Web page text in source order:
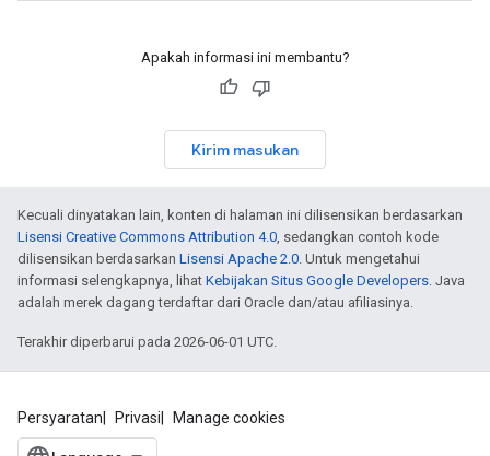
Apakah informasi ini membantu?
Kirim masukan
Kecuali dinyatakan lain, konten di halaman ini dilisensikan berdasarkan
Lisensi Creative Commons Attribution 4.0, sedangkan contoh kode
dilisensikan berdasarkan Lisensi Apache 2.0. Untuk mengetahui
informasi selengkapnya, lihat Kebijakan Situs Google Developers. Java
adalah merek dagang terdaftar dari Oracle dan/atau afiliasinya.
Terakhir diperbarui pada 2026-06-01 UTC.
Persyaratan Privasi Manage cookies